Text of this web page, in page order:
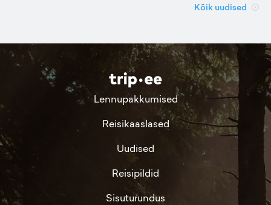
Kõik uudised
Lennupakkumised
Reisikaaslased
Uudised
Reisipildid
Sisuturundus